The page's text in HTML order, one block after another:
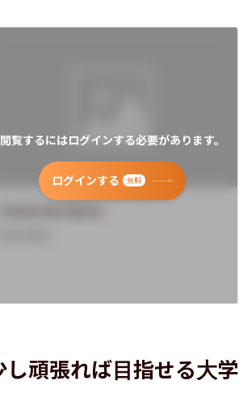
閲覧するにはログインする必要があります。
ログインする 無料
し頑張れば目指せる大学